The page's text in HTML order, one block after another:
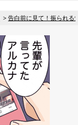
告白前に見て！振られる